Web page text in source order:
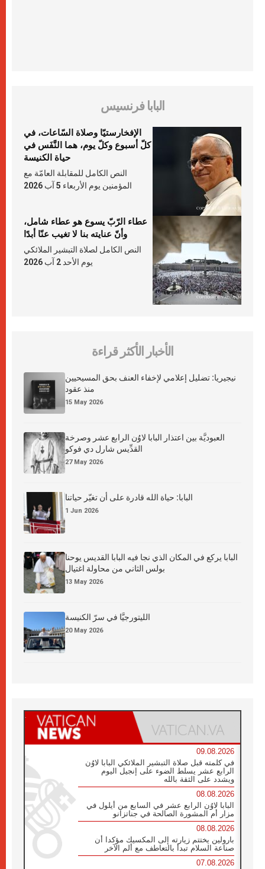
البابا فرنسيس
الإفخارستيّا وصلاة السّاعات، في
كلّ أسبوع وكلّ يوم، هما النَّفَس في
حياة الكنيسة
النص الكامل للمقابلة العامّة مع
المؤمنين يوم الأربعاء 5 آب 2026
عطاء الرّبّ يسوع هو عطاء شامل،
وأنّ عنايته بنا لا تغيب عنّا أبدًا
النص الكامل لصلاة التبشير الملائكي
يوم الأحد 2 آب 2026
الأخبار الأكثر قراءة
نيجيريا: تضليل إعلامي لإخفاء العنف بحق المسيحيين
منذ عقود
15 May 2026
العبوديَّة بين اعتذار البابا لاوُن الرابع عشر وصرخة
القدِّيس شارل دي فوكو
27 May 2026
البابا: حياة الله قادرة على أن تغيّر حياتنا
1 Jun 2026
البابا يركع في المكان الذي نجا فيه البابا القديس يوحنا
بولس الثاني من محاولة اغتيال
13 May 2026
الليتورجيَّا في سرّ الكنيسة
20 May 2026
09.08.2026
في كلمته قبل صلاة التبشير الملائكي البابا لاوُن
الرابع عشر يسلط الضوء على إنجيل اليوم
ويشدد على الثقة بالله
08.08.2026
البابا لاوُن الرابع عشر في السابع من أيلول في
مزار أم المشورة الصالحة في جناتزانو
08.08.2026
بارولين يختتم زيارته إلى المكسيك مؤكدا أن
صناعة السلام تبدأ بالتعاطف مع ألم الآخر
07.08.2026